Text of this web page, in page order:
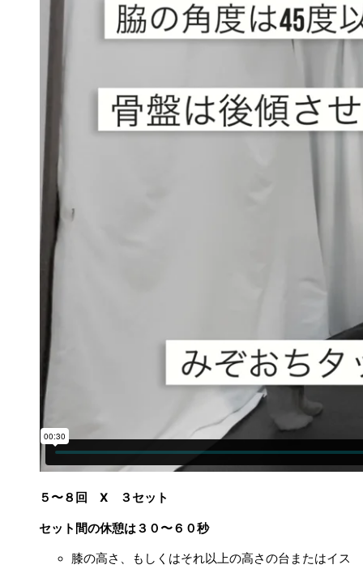
５〜８回 X ３セット
セット間の休憩は３０〜６０秒
膝の高さ、もしくはそれ以上の高さの台またはイス